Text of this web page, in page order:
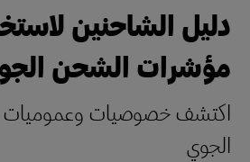
دليل الشاحنين
مؤشرات الشحن
اكتشف خصوصيات
الجوي